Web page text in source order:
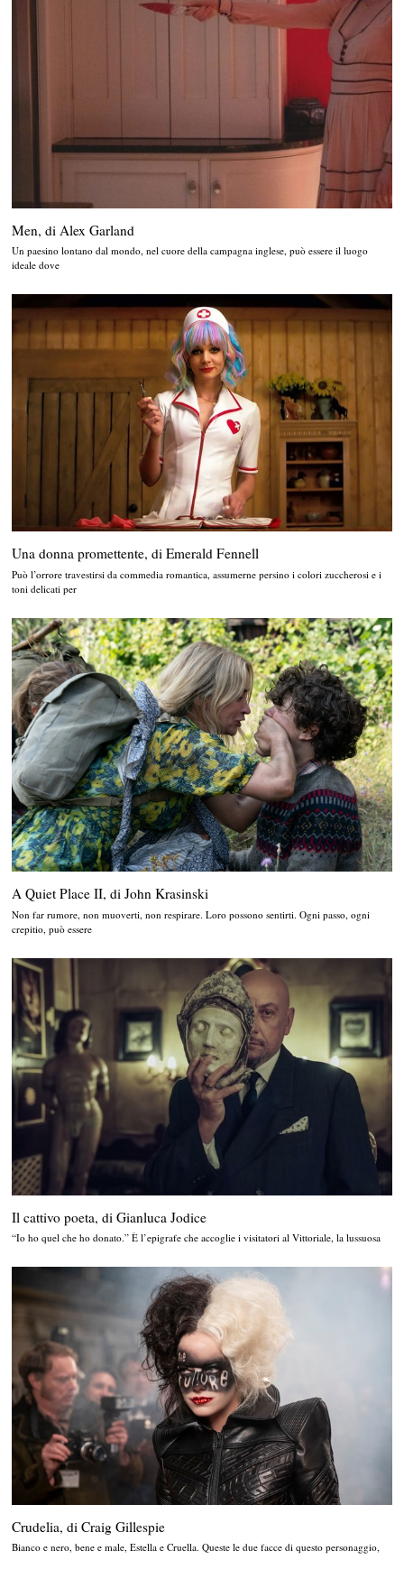
Men, di Alex Garland
Un paesino lontano dal mondo, nel cuore della campagna inglese, può essere il luogo
ideale dove
Una donna promettente, di Emerald Fennell
Può l’orrore travestirsi da commedia romantica, assumerne persino i colori zuccherosi e i
toni delicati per
A Quiet Place II, di John Krasinski
Non far rumore, non muoverti, non respirare. Loro possono sentirti. Ogni passo, ogni
crepitio, può essere
Il cattivo poeta, di Gianluca Jodice
“Io ho quel che ho donato.” È l’epigrafe che accoglie i visitatori al Vittoriale, la lussuosa
Crudelia, di Craig Gillespie
Bianco e nero, bene e male, Estella e Cruella. Queste le due facce di questo personaggio,